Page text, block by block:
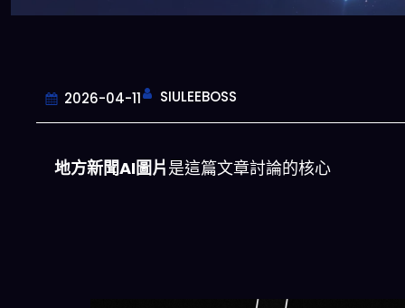
2026-04-11 SIULEEBOSS
地方新聞AI圖片是這篇文章討論的核心